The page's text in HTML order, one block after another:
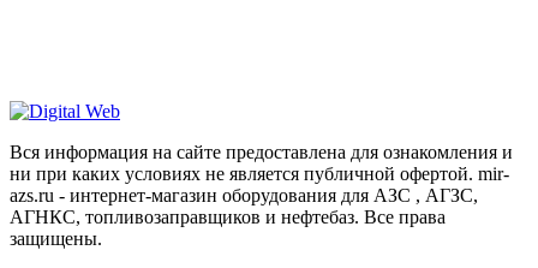
Вся информация на сайте предоставлена для ознакомления и
ни при каких условиях не является публичной офертой. mir-
azs.ru - интернет-магазин оборудования для АЗС , АГЗС,
АГНКС, топливозаправщиков и нефтебаз. Все права
защищены.